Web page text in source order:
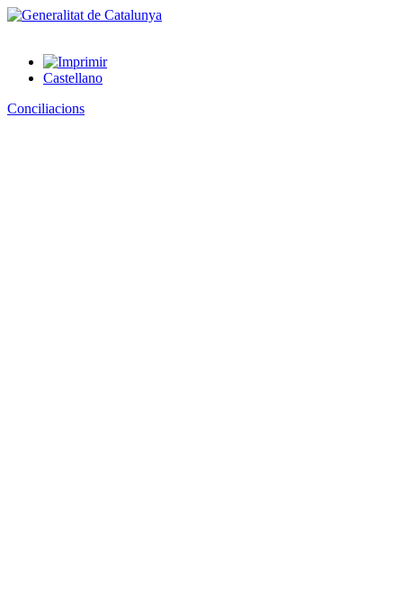
Castellano
Conciliacions